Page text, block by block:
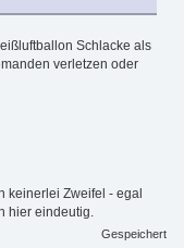
Schlacke als
verletzen oder
keinerlei Zweifel - egal
hier eindeutig.
Gespeichert